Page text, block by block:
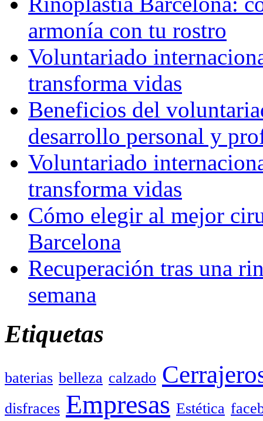
armonía con tu rostro
Voluntariado
transforma vidas
Beneficios del
desarrollo personal y
Voluntariado
transforma vidas
Cómo elegir al mejor
Barcelona
Recuperación tras una
semana
Etiquetas
baterias belleza calzado
disfraces Empresas Estética